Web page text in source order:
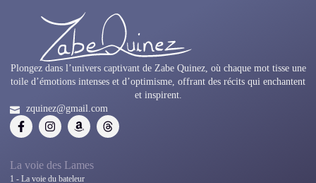
Plongez dans l’univers captivant de Zabe Quinez, où chaque mot tisse une
toile d’émotions intenses et d’optimisme, offrant des récits qui enchantent
et inspirent.
zquinez@gmail.com
La voie des Lames
1 - La voie du bateleur